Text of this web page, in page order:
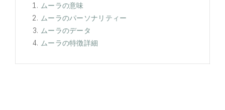
ムーラの意味
ムーラのパーソナリティー
ムーラのデータ
ムーラの特徴詳細